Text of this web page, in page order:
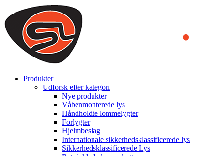
We use cookies to ensure that we provide you the best experience
on our website. By continuing to browse this website, you accept
that cookies are used to help us analyze how the website is used and
to offer you a better experience. To learn more or to find out how
you can disable cookies, you can access our
Produkter
Udforsk efter kategori
Nye produkter
Våbenmonterede lys
Håndholdte lommelygter
Forlygter
Hjelmbeslag
Internationale sikkerhedsklassificerede lys
Sikkerhedsklassificerede Lys